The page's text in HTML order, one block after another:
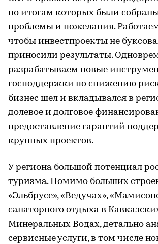
по итогам которых были
проблемы и пожелания.
чтобы инвестпроекты не
приносили результаты.
разрабатываем новые
господдержки по снижению
бизнес шел и вкладывался в
долевое и долговое
предоставление гарантий
крупных проектов.
У региона большой потенциал
туризма. Помимо больших
«Эльбрусе», «Ведучах»,
санаторного отдыха в
Минеральных Водах, детально
сервисные услуги, в том числе